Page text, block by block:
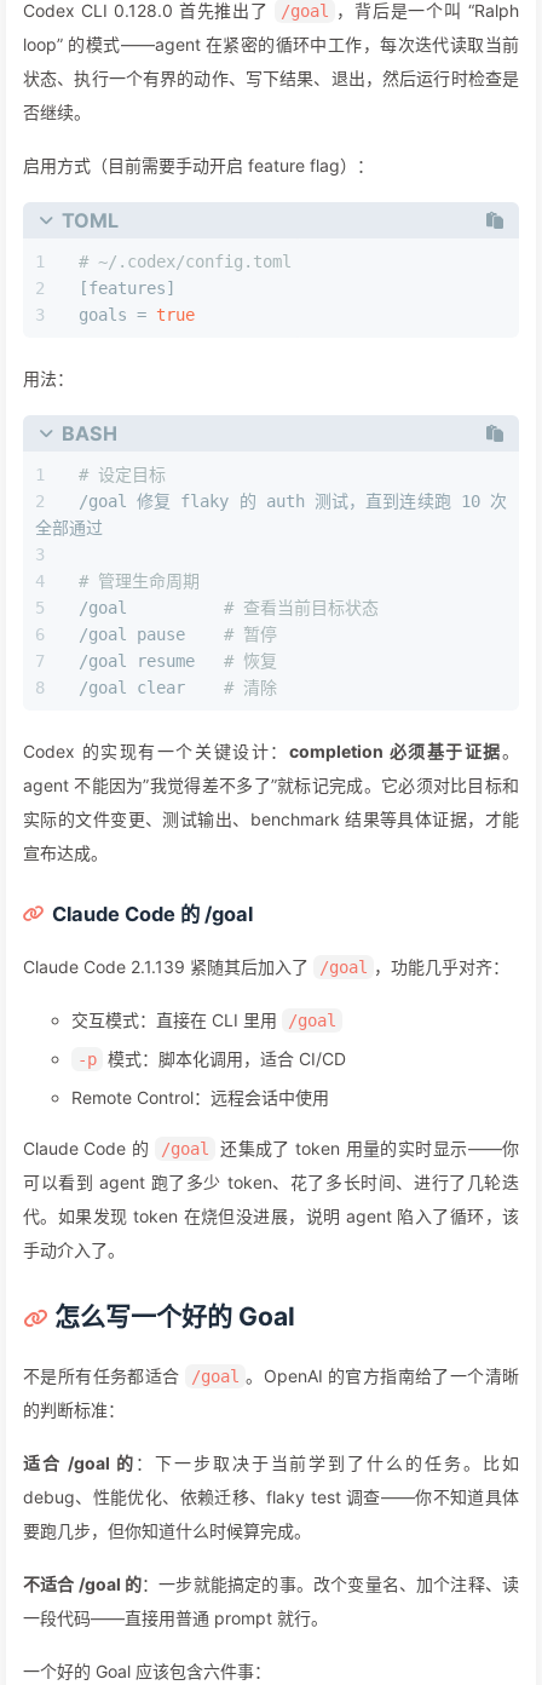
Codex CLI 0.128.0 首先推出了 /goal
，背后是一个叫 “Ralph
loop” 的模式——agent 在紧密的循环中工作，每次迭代读取当前
状态、执行一个有界的动作、写下结果、退出，然后运行时检查是
否继续。
启用方式（目前需要手动开启 feature flag）：
TOML
# ~/.codex/config.toml
[features]
goals = true
用法：
BASH
# 设定目标
/goal 修复 flaky 的 auth 测试，直到连续跑 10 次
全部通过
# 管理生命周期
/goal # 查看当前目标状态
/goal pause # 暂停
/goal resume # 恢复
/goal clear # 清除
Codex 的实现有一个关键设计： completion 必须基于证据。
agent 不能因为”我觉得差不多了”就标记完成。它必须对比目标和
实际的文件变更、测试输出、benchmark 结果等具体证据，才能
宣布达成。
Claude Code 的 /goal
Claude Code 2.1.139 紧随其后加入了 /goal ，功能几乎对齐：
交互模式：直接在 CLI 里用
/goal
-p 模式：脚本化调用，适合 CI/CD
Remote Control：远程会话中使用
Claude Code 的 /goal
还集成了 token 用量的实时显示——你
可以看到 agent 跑了多少 token、花了多长时间、进行了几轮迭
代。如果发现 token 在烧但没进展，说明 agent 陷入了循环，该
手动介入了。
怎么写一个好的 Goal
不是所有任务都适合 /goal 。OpenAI 的官方指南给了一个清晰
的判断标准：
适合 /goal 的 ：下一步取决于当前学到了什么的任务。比如
debug、性能优化、依赖迁移、flaky test 调查——你不知道具体
要跑几步，但你知道什么时候算完成。
不适合 /goal 的：一步就能搞定的事。改个变量名、加个注释、读
一段代码——直接用普通 prompt 就行。
一个好的 Goal 应该包含六件事：